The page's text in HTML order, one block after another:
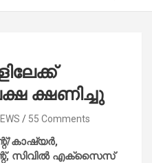
ക്ഷണിച്ചു
55 Comments
കാഷ്യര്‍,
സിവില്‍ എക്‌സൈസ്